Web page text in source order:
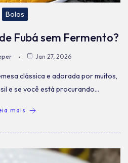
Bolos
Fubá sem Fermento?
Jan 27, 2026
clássica e adorada por muitos,
e se você está procurando…
mais